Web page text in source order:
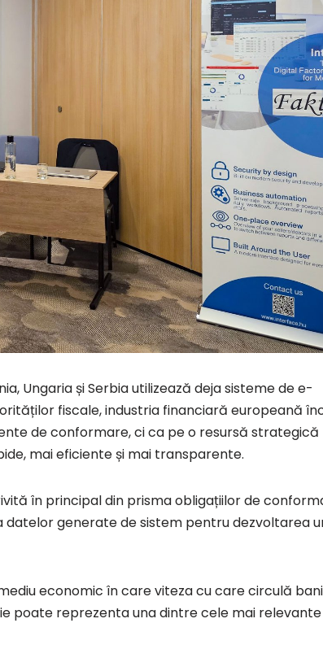
Ungaria și Serbia utilizează deja sisteme de e-
fiscale, industria financiară europeană
de conformare, ci ca pe o resursă
mai eficiente și mai transparente.
în principal din prisma obligațiilor de
generate de sistem pentru dezvoltarea
economic în care viteza cu care circulă
poate reprezenta una dintre cele mai relevante